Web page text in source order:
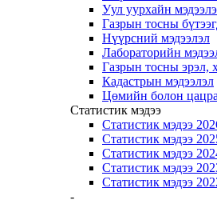
Уул уурхайн
Газрын тосны
Нүүрсний мэдээлэл
Лабораторийн
Газрын тосны эрэл,
Кадастрын мэдээлэл
Цөмийн болон
Статистик мэдээ
Статистик мэдээ
Статистик мэдээ
Статистик мэдээ
Статистик мэдээ
Статистик мэдээ
-